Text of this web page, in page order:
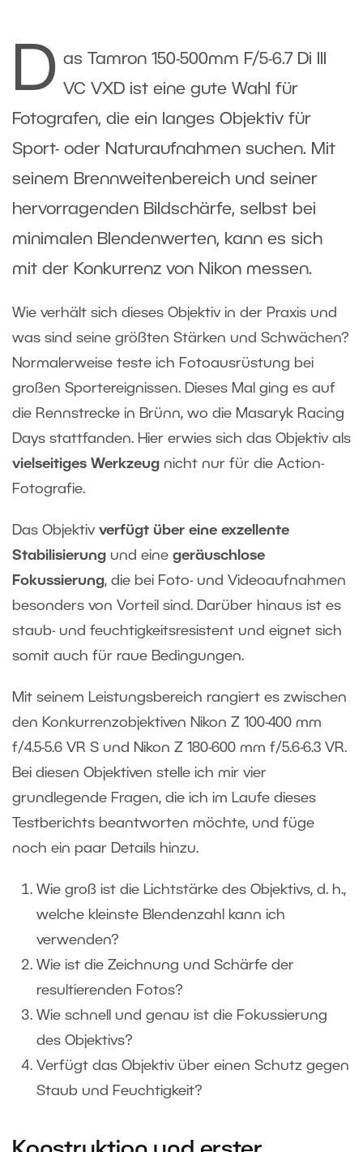
D as Tamron 150-500mm F/5-6.7 Di III
VC VXD ist eine gute Wahl für
Fotografen, die ein langes Objektiv für
Sport- oder Naturaufnahmen suchen. Mit
seinem Brennweitenbereich und seiner
hervorragenden Bildschärfe, selbst bei
minimalen Blendenwerten, kann es sich
mit der Konkurrenz von Nikon messen.
Wie verhält sich dieses Objektiv in der Praxis und
was sind seine größten Stärken und Schwächen?
Normalerweise teste ich Fotoausrüstung bei
großen Sportereignissen. Dieses Mal ging es auf
die Rennstrecke in Brünn, wo die Masaryk Racing
Days stattfanden. Hier erwies sich das Objektiv als
vielseitiges Werkzeug nicht nur für die Action-
Fotografie.
Das Objektiv verfügt über eine exzellente
Stabilisierung und eine geräuschlose
Fokussierung, die bei Foto- und Videoaufnahmen
besonders von Vorteil sind. Darüber hinaus ist es
staub- und feuchtigkeitsresistent und eignet sich
somit auch für raue Bedingungen.
Mit seinem Leistungsbereich rangiert es zwischen
den Konkurrenzobjektiven Nikon Z 100-400 mm
f/4.5-5.6 VR S und Nikon Z 180-600 mm f/5.6-6.3 VR.
Bei diesen Objektiven stelle ich mir vier
grundlegende Fragen, die ich im Laufe dieses
Testberichts beantworten möchte, und füge
noch ein paar Details hinzu.
Wie groß ist die Lichtstärke des Objektivs, d. h.,
welche kleinste Blendenzahl kann ich
verwenden?
Wie ist die Zeichnung und Schärfe der
resultierenden Fotos?
Wie schnell und genau ist die Fokussierung
des Objektivs?
Verfügt das Objektiv über einen Schutz gegen
Staub und Feuchtigkeit?